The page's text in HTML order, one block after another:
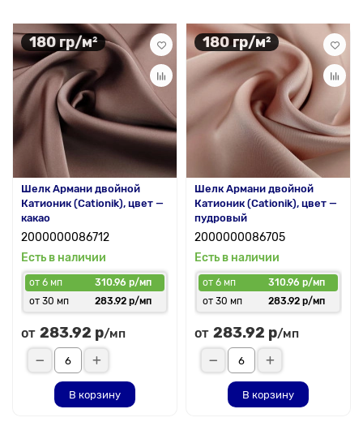
180 гр/м²
Шелк Армани двойной
Катионик (Cationik), цвет —
какао
2000000086712
Есть в наличии
от 6 мп
310.96 р/мп
от 30 мп
283.92 р/мп
от 283.92 р/мп
В корзину
180 гр/м²
Шелк Армани двойной
Катионик (Cationik), цвет —
пудровый
2000000086705
Есть в наличии
от 6 мп
310.96 р/мп
от 30 мп
283.92 р/мп
от 283.92 р/мп
В корзину